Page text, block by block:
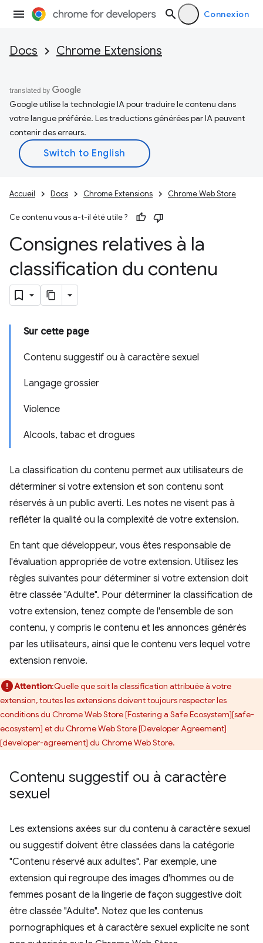
Connexion
Docs Chrome Extensions
Google utilise la technologie IA pour traduire le contenu dans
votre langue préférée. Les traductions générées par IA peuvent
contenir des erreurs.
Accueil Docs Chrome Extensions Chrome Web Store
Ce contenu vous a-t-il été utile ?
Consignes relatives à la
classification du contenu
Sur cette page
Contenu suggestif ou à caractère sexuel
Langage grossier
Violence
Alcools, tabac et drogues
La classification du contenu permet aux utilisateurs de
déterminer si votre extension et son contenu sont
réservés à un public averti. Les notes ne visent pas à
refléter la qualité ou la complexité de votre extension.
En tant que développeur, vous êtes responsable de
l'évaluation appropriée de votre extension. Utilisez les
règles suivantes pour déterminer si votre extension doit
être classée "Adulte". Pour déterminer la classification de
votre extension, tenez compte de l'ensemble de son
contenu, y compris le contenu et les annonces générés
par les utilisateurs, ainsi que le contenu vers lequel votre
extension renvoie.
Attention:Quelle que soit la classification attribuée à votre
extension, toutes les extensions doivent toujours respecter les
conditions du Chrome Web Store [Fostering a Safe Ecosystem][safe-
ecosystem] et du Chrome Web Store [Developer Agreement]
[developer-agreement] du Chrome Web Store.
Contenu suggestif ou à caractère
sexuel
Les extensions axées sur du contenu à caractère sexuel
ou suggestif doivent être classées dans la catégorie
"Contenu réservé aux adultes". Par exemple, une
extension qui regroupe des images d'hommes ou de
femmes posant de la lingerie de façon suggestive doit
être classée "Adulte". Notez que les contenus
pornographiques et à caractère sexuel explicite ne sont